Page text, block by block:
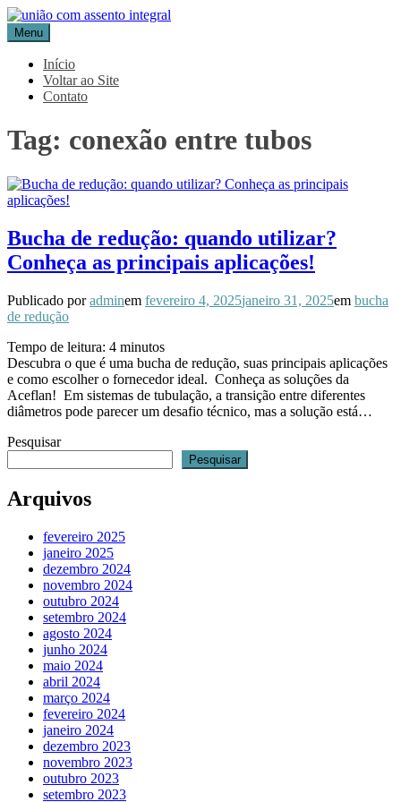
Pular
para
o
conteúdo
Blog Aceflan
Líder em Acessórios Industriais
Menu
Início
Voltar ao Site
Contato
Tag: conexão entre tubos
Bucha de redução: quando utilizar?
Conheça as principais aplicações!
Publicado poradminem fevereiro 4, 2025janeiro 31, 2025em bucha
de redução
Tempo de leitura: 4 minutos
Descubra o que é uma bucha de redução, suas principais aplicações
e como escolher o fornecedor ideal. Conheça as soluções da
Aceflan! Em sistemas de tubulação, a transição entre diferentes
diâmetros pode parecer um desafio técnico, mas a solução está…
Pesquisar
Pesquisar
Arquivos
fevereiro 2025
janeiro 2025
dezembro 2024
novembro 2024
outubro 2024
setembro 2024
agosto 2024
junho 2024
maio 2024
abril 2024
março 2024
fevereiro 2024
janeiro 2024
dezembro 2023
novembro 2023
outubro 2023
setembro 2023